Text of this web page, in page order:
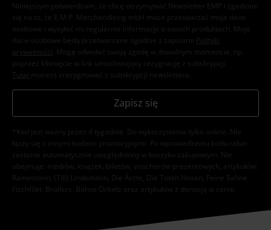
Niniejszym potwierdzam, że chcę otrzymywać Newsletter EMP i zgadzam
się na to, że E.M.P. Merchandising mbH może przetwarzać moje dane
osobowe i wysyłać mi regularnie informacje o swoich produktach. Moje
dane osobowe będą przetwarzane zgodnie z zapisami
Polityki
prywatności . Mogę odwołać swoją zgodę w dowolnym momencie, np.
poprzez kliknięcie w link umożliwiający rezygnację z subskrypcji.
Tutaj możesz zrezygnować z subskrypcji newslettera.
Zapisz się
*Kod jest ważny przez 4 tygodnie. Do wykorzystania tylko online. NIe
łączy się z innymi kodami promocyjnymi. Po wprowadzeniu kodu rabat
zostanie automatycznie uwzględniony w koszyku zakupowym. Nie
obejmuje: mediów, książek, biletów, voucherów prezentowych, artykułów:
Rammstein, (Till) Lindemann, Die Ärzte, Die Toten Hosen, Feine Sahne
Fischfilet, Broilers, Böhse Onkelz oraz artykułów z donacją w cenie.